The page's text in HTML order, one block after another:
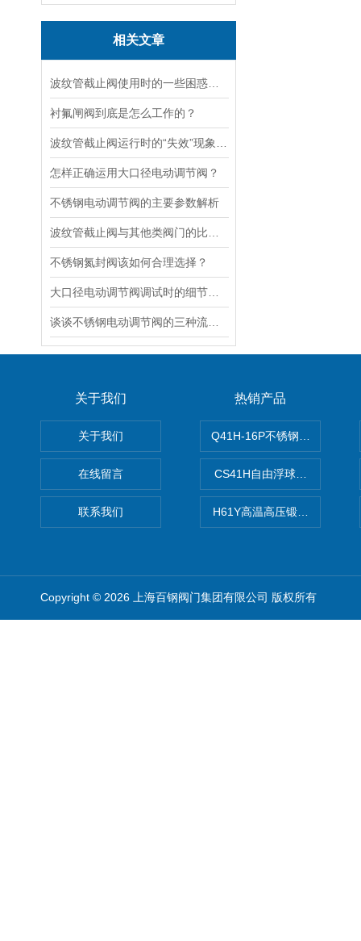
相关文章
衬氟闸阀到底是怎么工作的？
怎样正确运用大口径电动调节阀？
不锈钢电动调节阀的主要参数解析
不锈钢氮封阀该如何合理选择？
关于我们
关于我们
在线留言
联系我们
热销产品
Q41H-16P不锈钢硬密封球阀
CS41H自由浮球式蒸汽疏水
H61Y高温高压锻钢止回阀
Copyright © 2026 上海百钢阀门集团有限公司 版权所有